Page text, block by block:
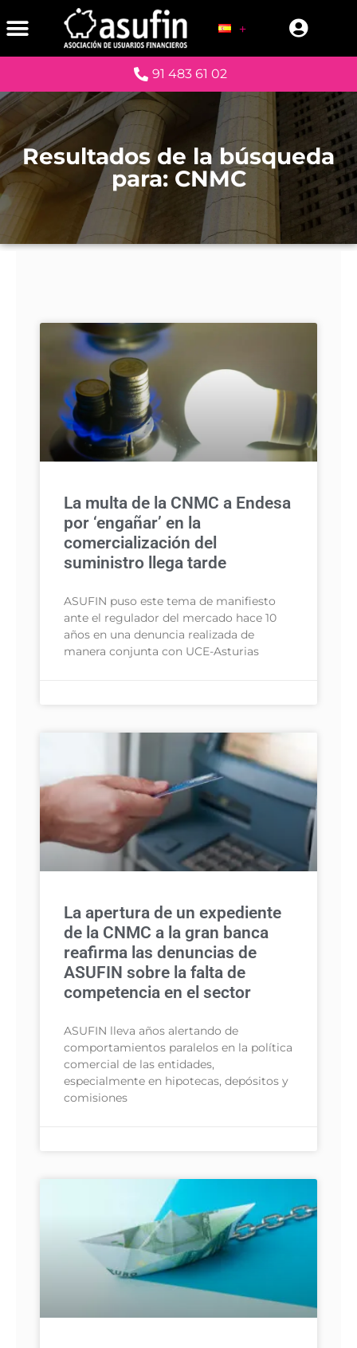
NOTA: ESTE SITIO
91 483 61 02
Resultados de la búsqueda
para: CNMC
La multa de la CNMC a Endesa
por ‘engañar’ en la
comercialización del
suministro llega tarde
ASUFIN puso este tema de manifiesto
ante el regulador del mercado hace 10
años en una denuncia realizada de
manera conjunta con UCE-Asturias
La apertura de un expediente
de la CNMC a la gran banca
reafirma las denuncias de
ASUFIN sobre la falta de
competencia en el sector
ASUFIN lleva años alertando de
comportamientos paralelos en la política
comercial de las entidades,
especialmente en hipotecas, depósitos y
comisiones